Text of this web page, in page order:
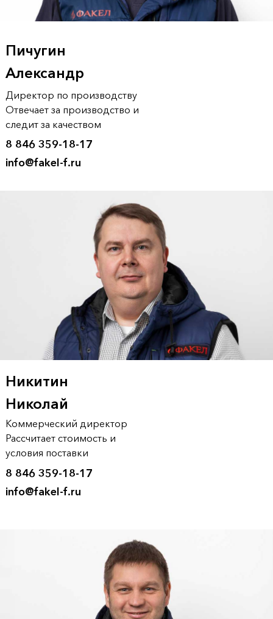
Пичугин
Александр
Директор по производству
Отвечает за производство и
следит за качеством
Никитин
Николай
Коммерческий директор
Рассчитает стоимость и
условия поставки
8 846 359-18-17
info@fakel-f.ru
8 846 359-18-17
info@fakel-f.ru